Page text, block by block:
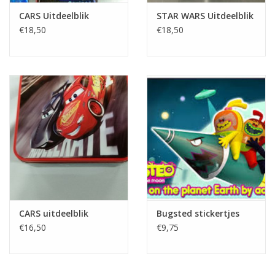
CARS Uitdeelblik
€18,50
STAR WARS Uitdeelblik
€18,50
CARS uitdeelblik
€16,50
Bugsted stickertjes
€9,75